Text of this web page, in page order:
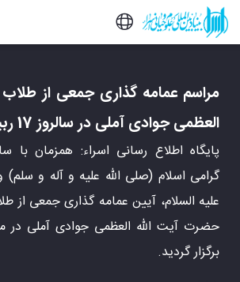
خبرگزاری اسراء
مراسم عمامه گذاری جمعی از
العظمی جوادی آملی در سالروز 17 ربیع الاول
پایگاه اطلاع رسانی اسراء: همزمان با
گرامی اسلام (صلی الله علیه و آله و
علیه السلام، آیین عمامه گذاری جمعی از
حضرت آیت الله العظمی جوادی آملی در
برگزار گردید.